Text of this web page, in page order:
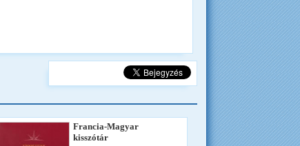
Francia-Magyar
kisszótár